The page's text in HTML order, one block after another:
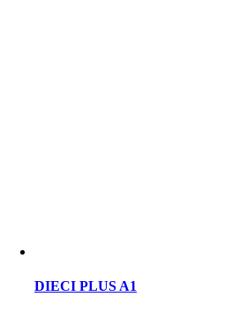
DIECI PLUS A1